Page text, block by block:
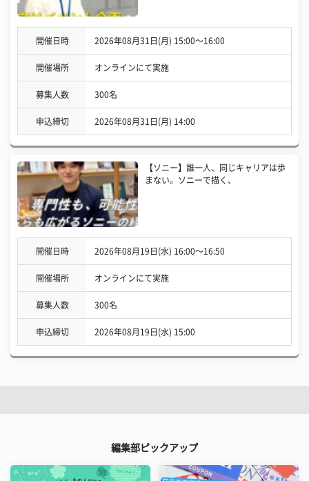
開催日時 2026年08月31日(月) 15:00〜16:00
開催場所 オンラインにて実施
募集人数 300名
申込締切 2026年08月31日(月) 14:00
【ソニー】誰一人、同じキャリアは歩
まない。ソニーで描く、
開催日時 2026年08月19日(水) 16:00〜16:50
開催場所 オンラインにて実施
募集人数 300名
申込締切 2026年08月19日(水) 15:00
編集部ピックアップ